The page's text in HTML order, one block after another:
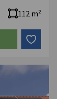
112 m²